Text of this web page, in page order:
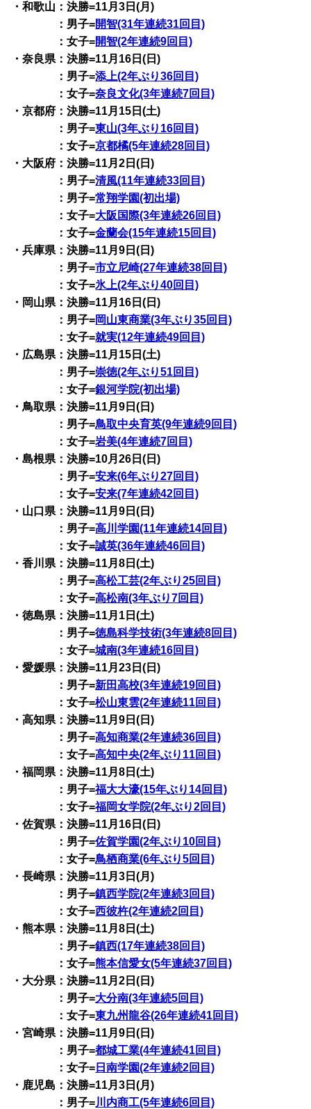
・和歌山：決勝=11月3日(月)
：男子=開智(31年連続31回目)
：女子=開智(2年連続9回目)
・奈良県：決勝=11月16日(日)
：男子=添上(2年ぶり36回目)
：女子=奈良文化(3年連続7回目)
・京都府：決勝=11月15日(土)
：男子=東山(3年ぶり16回目)
：女子=京都橘(5年連続28回目)
・大阪府：決勝=11月2日(日)
：男子=清風(11年連続33回目)
：男子=常翔学園(初出場)
：女子=大阪国際(3年連続26回目)
：女子=金蘭会(15年連続15回目)
・兵庫県：決勝=11月9日(日)
：男子=市立尼崎(27年連続38回目)
：女子=氷上(2年ぶり40回目)
・岡山県：決勝=11月16日(日)
：男子=岡山東商業(3年ぶり35回目)
：女子=就実(12年連続49回目)
・広島県：決勝=11月15日(土)
：男子=崇徳(2年ぶり51回目)
：女子=銀河学院(初出場)
・鳥取県：決勝=11月9日(日)
：男子=鳥取中央育英(9年連続9回目)
：女子=岩美(4年連続7回目)
・島根県：決勝=10月26日(日)
：男子=安来(6年ぶり27回目)
：女子=安来(7年連続42回目)
・山口県：決勝=11月9日(日)
：男子=高川学園(11年連続14回目)
：女子=誠英(36年連続46回目)
・香川県：決勝=11月8日(土)
：男子=高松工芸(2年ぶり25回目)
：女子=高松南(3年ぶり7回目)
・徳島県：決勝=11月1日(土)
：男子=徳島科学技術(3年連続8回目)
：女子=城南(3年連続16回目)
・愛媛県：決勝=11月23日(日)
：男子=新田高校(3年連続19回目)
：女子=松山東雲(2年連続11回目)
・高知県：決勝=11月9日(日)
：男子=高知商業(2年連続36回目)
：女子=高知中央(2年ぶり11回目)
・福岡県：決勝=11月8日(土)
：男子=福大大濠(15年ぶり14回目)
：女子=福岡女学院(2年ぶり2回目)
・佐賀県：決勝=11月16日(日)
：男子=佐賀学園(2年ぶり10回目)
：女子=鳥栖商業(6年ぶり5回目)
・長崎県：決勝=11月3日(月)
：男子=鎮西学院(2年連続3回目)
：女子=西彼杵(2年連続2回目)
・熊本県：決勝=11月8日(土)
：男子=鎮西(17年連続38回目)
：女子=熊本信愛女(5年連続37回目)
・大分県：決勝=11月2日(日)
：男子=大分南(3年連続5回目)
：女子=東九州龍谷(26年連続41回目)
・宮崎県：決勝=11月9日(日)
：男子=都城工業(4年連続41回目)
：女子= 日南学園(2年連続2回目)
・鹿児島：決勝=11月3日(月)
：男子=川内商工(5年連続6回目)